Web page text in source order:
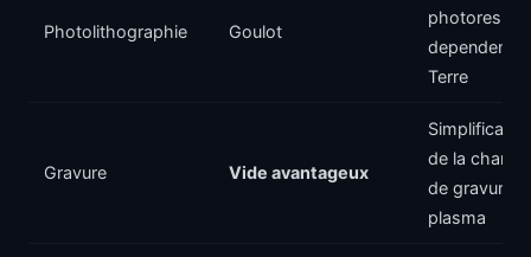
Photolithographie Goulot
photoresist
dependent
Terre
Gravure Vide avantageux
de la
de gravure
plasma